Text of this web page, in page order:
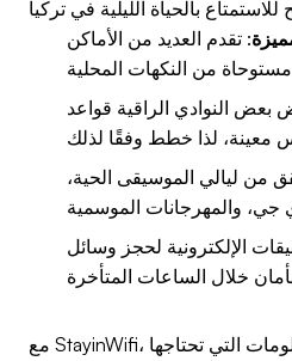
للاستمتاع بالحياة الليلية في تركيا
: تقدم العديد من الأماكن
بعض النوادي الراقية قواعد
من ليالي الموسيقى الحية،
الإلكترونية لحجز وسائل
مع StayinWifi، ستحصل على كل المعلومات التي تحتاجها